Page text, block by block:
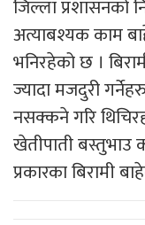
जिल्ला प्रशासनको
अत्याबश्यक काम
भनिरहेको छ ।
ज्यादा मजदुरी
नसक्कने गरि
खेतीपाती बस्तुभाउ
प्रकारका बिरामी